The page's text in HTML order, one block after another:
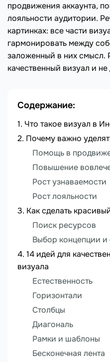
продвижения аккаунта,
лояльности аудитории.
картинках: все части
гармонировать между
заложенный в них смысл.
качественный визуал и
Содержание:
Что такое визуал в
Почему важно
Помощь в
Повышение
Рост узнаваемости
Рост лояльности
Как сделать
Поиск ресурсов
Выбор концепции и
14 идей для
визуала
Естественность
Горизонтали
Столбцы
Диагональ
Рамки и шаблоны
Бесконечная лента